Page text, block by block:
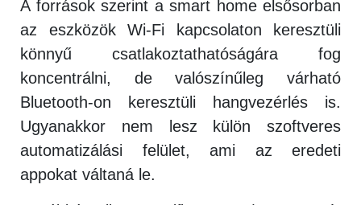
A források szerint a smart home elsősorban
az eszközök Wi-Fi kapcsolaton keresztüli
könnyű csatlakoztathatóságára fog
koncentrálni, de valószínűleg várható
Bluetooth-on keresztüli hangvezérlés is.
Ugyanakkor nem lesz külön szoftveres
automatizálási felület, ami az eredeti
appokat váltaná le.